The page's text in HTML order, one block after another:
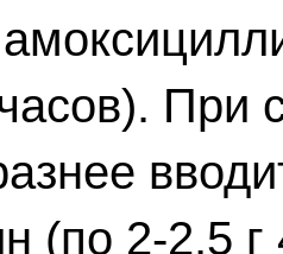
При
(по 2-2,5